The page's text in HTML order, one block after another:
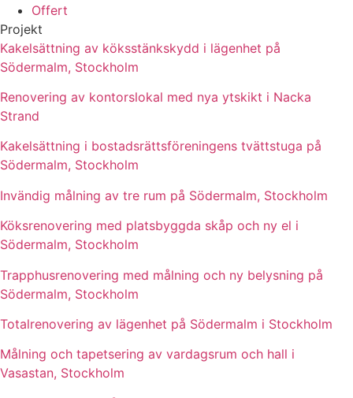
Offert
Projekt
Kakelsättning av köksstänkskydd i lägenhet på
Södermalm, Stockholm
Renovering av kontorslokal med nya ytskikt i Nacka
Strand
Kakelsättning i bostadsrättsföreningens tvättstuga på
Södermalm, Stockholm
Invändig målning av tre rum på Södermalm, Stockholm
Köksrenovering med platsbyggda skåp och ny el i
Södermalm, Stockholm
Trapphusrenovering med målning och ny belysning på
Södermalm, Stockholm
Totalrenovering av lägenhet på Södermalm i Stockholm
Målning och tapetsering av vardagsrum och hall i
Vasastan, Stockholm